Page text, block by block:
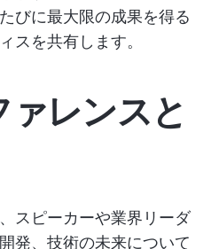
びに最大限の成果を得る
スを共有します。
レンスと
スピーカーや業界リーダ
発、技術の未来について